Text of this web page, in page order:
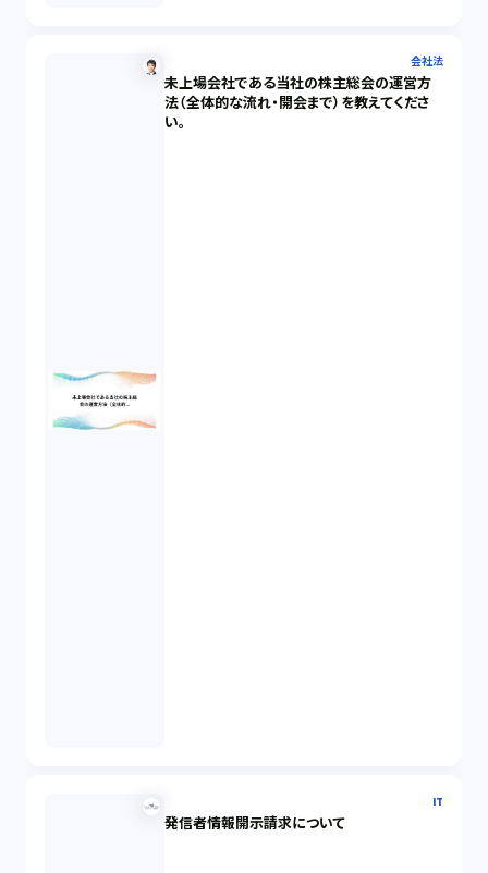
会社法
未上場会社である当社の株主総会の運営方
法（全体的な流れ・開会まで）を教えてくださ
い。
IT
発信者情報開示請求について